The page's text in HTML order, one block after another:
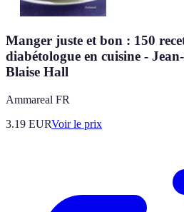
Manger juste et bon : 150
diabétologue en cuisine -
Blaise Hall
Ammareal FR
3.19 EURVoir le prix